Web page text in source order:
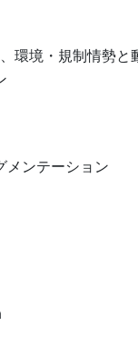
環境・規制情勢と
メンテーション